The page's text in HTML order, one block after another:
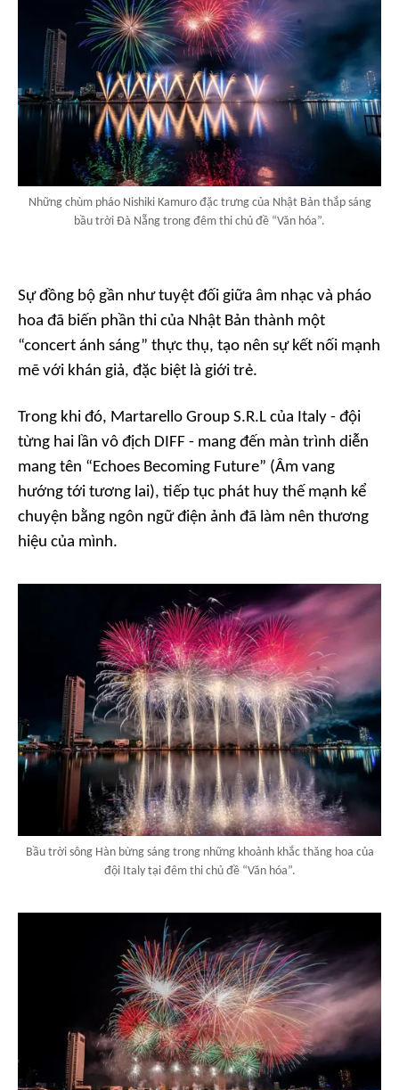
Những chùm pháo Nishiki Kamuro đặc trưng của Nhật Bản thắp sáng
bầu trời Đà Nẵng trong đêm thi chủ đề “Văn hóa”.
Sự đồng bộ gần như tuyệt đối giữa âm nhạc và pháo
hoa đã biến phần thi của Nhật Bản thành một
“concert ánh sáng” thực thụ, tạo nên sự kết nối mạnh
mẽ với khán giả, đặc biệt là giới trẻ.
Trong khi đó, Martarello Group S.R.L của Italy - đội
từng hai lần vô địch DIFF - mang đến màn trình diễn
mang tên “Echoes Becoming Future” (Âm vang
hướng tới tương lai), tiếp tục phát huy thế mạnh kể
chuyện bằng ngôn ngữ điện ảnh đã làm nên thương
hiệu của mình.
Bầu trời sông Hàn bừng sáng trong những khoảnh khắc thăng hoa của
đội Italy tại đêm thi chủ đề “Văn hóa”.